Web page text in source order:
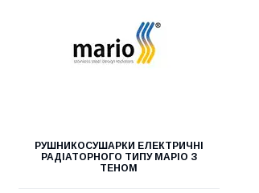
РУШНИКОСУШАРКИ ЕЛЕКТРИЧНІ
РАДІАТОРНОГО ТИПУ МАРІО З
ТЕНОМ